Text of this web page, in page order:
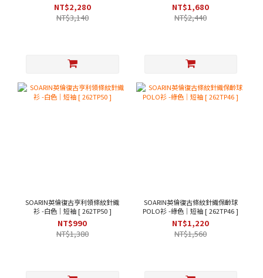
NT$2,280
NT$3,140
NT$1,680
NT$2,440
SOARIN英倫復古亨利領條紋針織
衫 -白色｜短袖 [ 262TP50 ]
NT$990
NT$1,380
SOARIN英倫復古條紋針織保齡球
POLO衫 -綠色｜短袖 [ 262TP46 ]
NT$1,220
NT$1,560